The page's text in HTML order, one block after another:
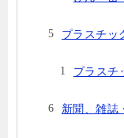
プラスチッ
プラスチ
新聞、雑誌